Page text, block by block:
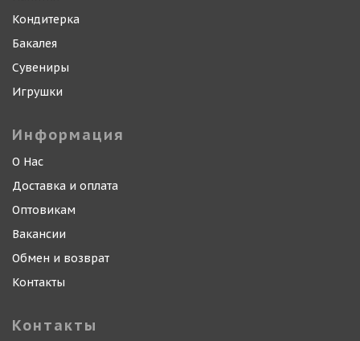
Кондитерка
Бакалея
Сувениры
Игрушки
Информация
О Нас
Доставка и оплата
Оптовикам
Вакансии
Обмен и возврат
Контакты
Контакты